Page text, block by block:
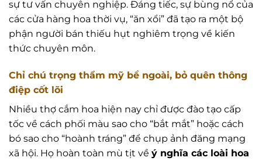
sự tư vấn chuyên nghiệp. Đáng tiếc, sự bùng nổ của
các cửa hàng hoa thời vụ, “ăn xổi” đã tạo ra một bộ
phận người bán thiếu hụt nghiêm trọng về kiến
thức chuyên môn.
Chỉ chú trọng thẩm mỹ bề ngoài, bỏ quên thông
điệp cốt lõi
Nhiều thợ cắm hoa hiện nay chỉ được đào tạo cấp
tốc về cách phối màu sao cho “bắt mắt” hoặc cách
bó sao cho “hoành tráng” để chụp ảnh đăng mạng
xã hội. Họ hoàn toàn mù tịt về ý nghĩa các loài hoa